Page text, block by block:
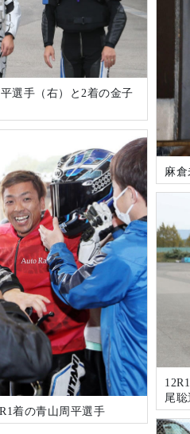
麻
選手（右）と2着の金子
着の青山周平選手
尾